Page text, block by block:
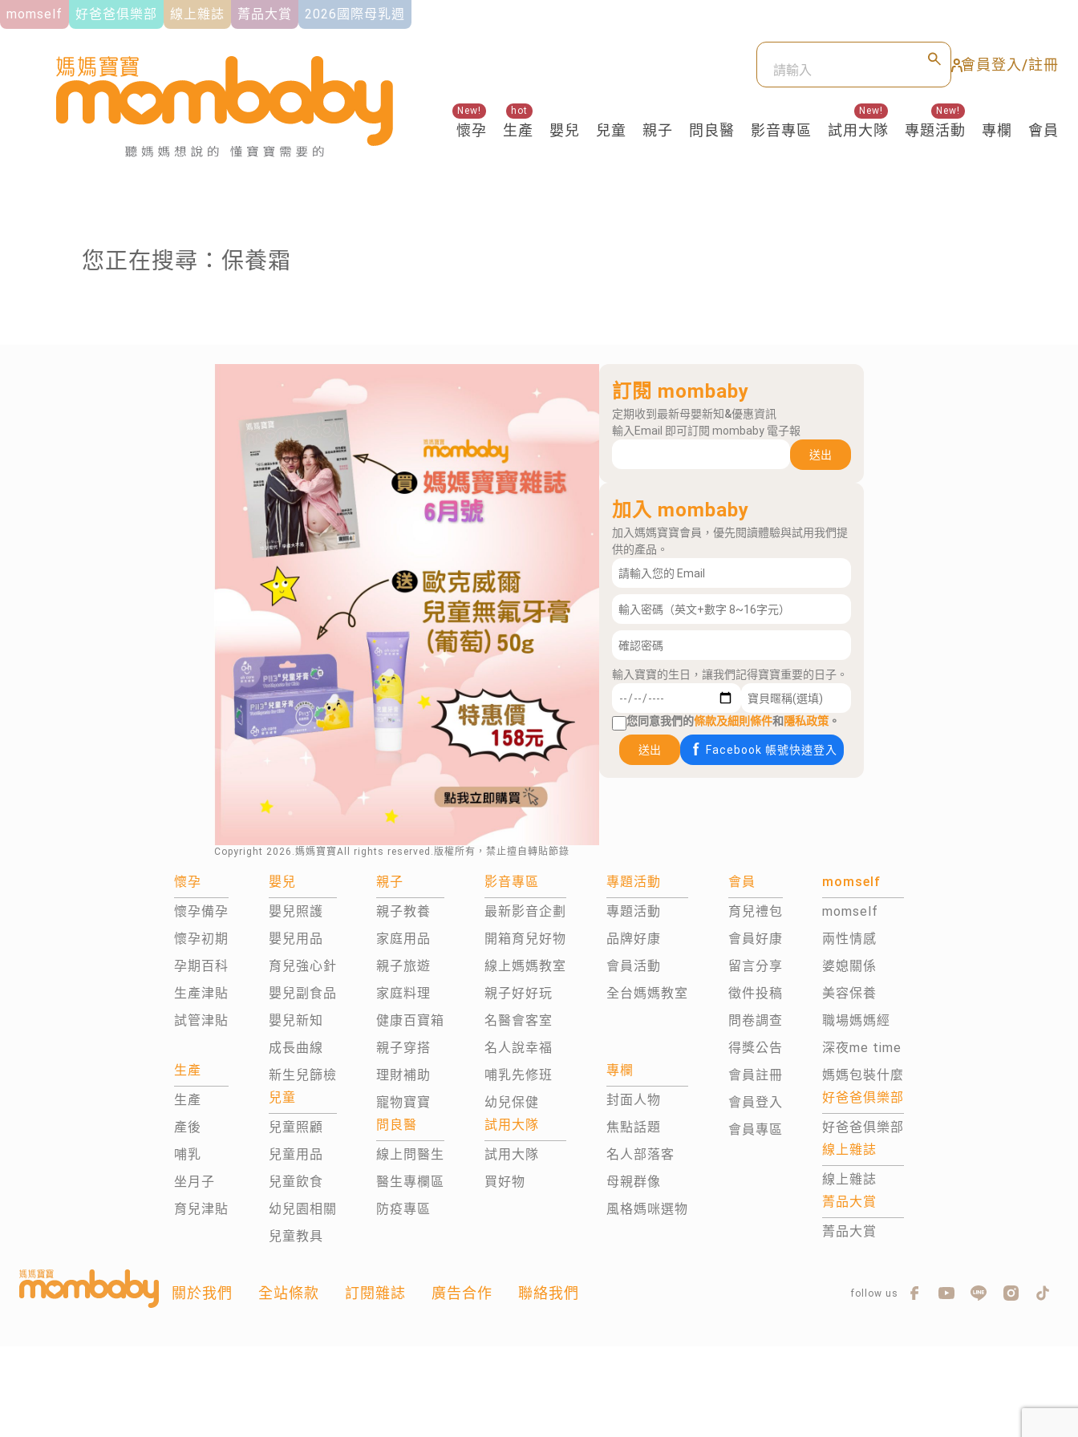
momself 好爸爸俱樂部 線上雜誌 菁品大賞 2026國際母乳週
會員登入/註冊
懷孕
New!
生產
hot
嬰兒 兒童 親子 問良醫 影音專區 試用大隊
New!
專題活動
New!
專欄 會員
關鍵熱搜
您正在搜尋：保養霜
Copyright 2026 .媽媽寶寶All rights reserved.版權所有，禁止擅自轉貼節錄
訂閱 mombaby
定期收到最新母嬰新知&優惠資訊
輸入Email 即可訂閱 mombaby 電子報
送出
加入 mombaby
加入媽媽寶寶會員，優先閱讀體驗與試用我們提
供的產品。
輸入寶寶的生日，讓我們記得寶寶重要的日子。
您同意我們的條款及細則條件和隱私政策 。
送出 Facebook 帳號快速登入
懷孕
懷孕備孕
懷孕初期
孕期百科
生產津貼
試管津貼
生產
生產
產後
哺乳
坐月子
育兒津貼
嬰兒
嬰兒照護
嬰兒用品
育兒強心針
嬰兒副食品
嬰兒新知
成長曲線
新生兒篩檢
兒童
兒童照顧
兒童用品
兒童飲食
幼兒園相關
兒童教具
親子
親子教養
家庭用品
親子旅遊
家庭料理
健康百寶箱
親子穿搭
理財補助
寵物寶寶
問良醫
線上問醫生
醫生專欄區
防疫專區
影音專區
最新影音企劃
開箱育兒好物
線上媽媽教室
親子好好玩
名醫會客室
名人說幸福
哺乳先修班
幼兒保健
試用大隊
試用大隊
買好物
專題活動
專題活動
品牌好康
會員活動
全台媽媽教室
專欄
封面人物
焦點話題
名人部落客
母親群像
風格媽咪選物
會員
育兒禮包
會員好康
留言分享
徵件投稿
問卷調查
得獎公告
會員註冊
會員登入
會員專區
momself
momself
兩性情感
婆媳關係
美容保養
職場媽媽經
深夜me time
媽媽包裝什麼
好爸爸俱樂部
好爸爸俱樂部
線上雜誌
線上雜誌
菁品大賞
菁品大賞
關於我們 全站條款 訂閱雜誌 廣告合作 聯絡我們 follow us